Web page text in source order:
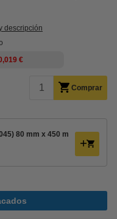
descripción
€
Comprar
80 mm x 450 m